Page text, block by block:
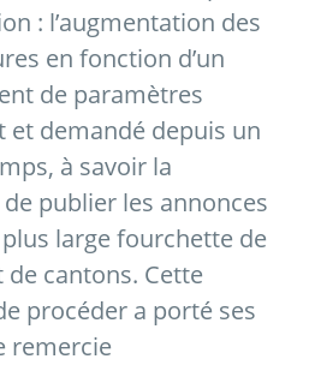
: l’augmentation des
en fonction d’un
de paramètres
et demandé depuis un
à savoir la
publier les annonces
large fourchette de
de cantons. Cette
procéder a porté ses
remercie